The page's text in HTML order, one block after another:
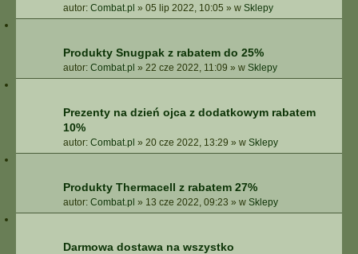
autor: Combat.pl » 05 lip 2022, 10:05 » w Sklepy
Produkty Snugpak z rabatem do 25%
autor: Combat.pl » 22 cze 2022, 11:09 » w Sklepy
Prezenty na dzień ojca z dodatkowym rabatem
10%
autor: Combat.pl » 20 cze 2022, 13:29 » w Sklepy
Produkty Thermacell z rabatem 27%
autor: Combat.pl » 13 cze 2022, 09:23 » w Sklepy
Darmowa dostawa na wszystko